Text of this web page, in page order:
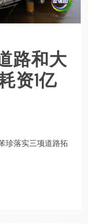
路和大
资1亿
珍落实三项道路拓